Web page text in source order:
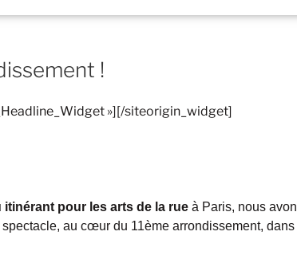
!
»] [/siteorigin_widget]
itinérant pour les arts de la rue à Paris, nous
au cœur du 11ème arrondissement,